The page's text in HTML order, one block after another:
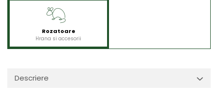
Rozatoare
Hrana si accesorii
Descriere